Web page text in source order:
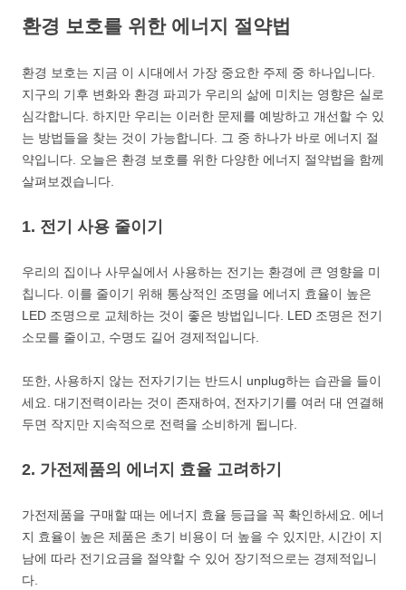
환경 보호를 위한 에너지 절약법
환경 보호는 지금 이 시대에서 가장 중요한 주제 중 하나입니다.
지구의 기후 변화와 환경 파괴가 우리의 삶에 미치는 영향은 실로
심각합니다. 하지만 우리는 이러한 문제를 예방하고 개선할 수 있
는 방법들을 찾는 것이 가능합니다. 그 중 하나가 바로 에너지 절
약입니다. 오늘은 환경 보호를 위한 다양한 에너지 절약법을 함께
살펴보겠습니다.
1. 전기 사용 줄이기
우리의 집이나 사무실에서 사용하는 전기는 환경에 큰 영향을 미
칩니다. 이를 줄이기 위해 통상적인 조명을 에너지 효율이 높은
LED 조명으로 교체하는 것이 좋은 방법입니다. LED 조명은 전기
소모를 줄이고, 수명도 길어 경제적입니다.
또한, 사용하지 않는 전자기기는 반드시 unplug하는 습관을 들이
세요. 대기전력이라는 것이 존재하여, 전자기기를 여러 대 연결해
두면 작지만 지속적으로 전력을 소비하게 됩니다.
2. 가전제품의 에너지 효율 고려하기
가전제품을 구매할 때는 에너지 효율 등급을 꼭 확인하세요. 에너
지 효율이 높은 제품은 초기 비용이 더 높을 수 있지만, 시간이 지
남에 따라 전기요금을 절약할 수 있어 장기적으로는 경제적입니
다.